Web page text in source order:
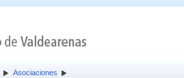
Asociaciones